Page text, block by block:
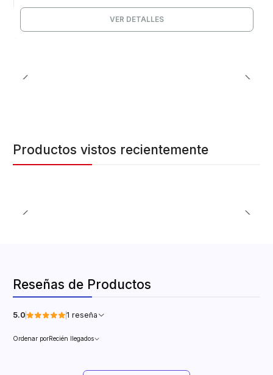
VER DETALLES
Productos vistos recientemente
Reseñas de Productos
5.0 1 reseña
Ordenar porRecién llegados